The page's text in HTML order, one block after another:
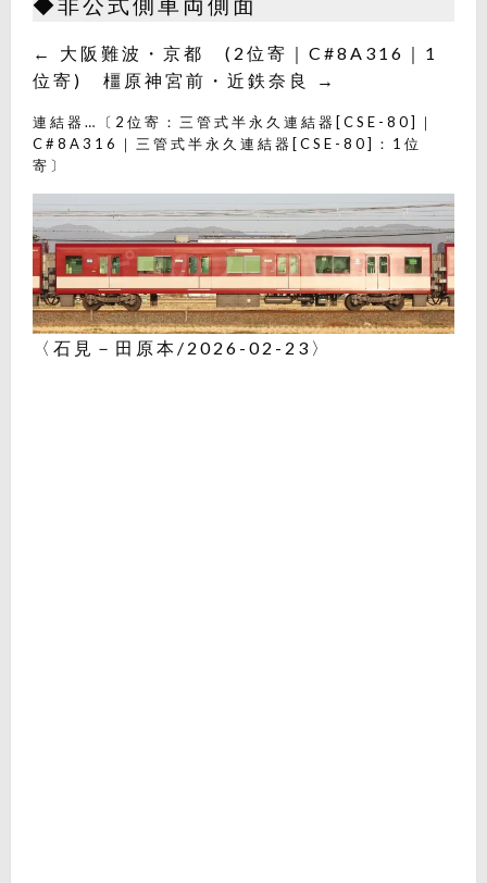
← 大阪難波・京都 (2位寄｜C#8A316｜1
位寄) 橿原神宮前・近鉄奈良 →
連結器…〔2位寄：三管式半永久連結器[CSE-80]｜
C#8A316｜三管式半永久連結器[CSE-80]：1位
寄〕
〈石見－田原本/2026-02-23〉